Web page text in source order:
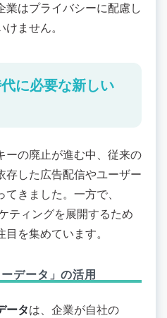
業はプライバシーに配慮し
ません。
に必要な新しい
ーの廃止が進む中、従来の
存した広告配信やユーザー
きました。一方で、
ティングを展開するため
目を集めています。
データ」の活用
ータは、企業が自社の